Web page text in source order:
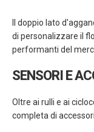
Il doppio lato
di personalizzare il
performanti del
SENSORI E
Oltre ai rulli e ai
completa di